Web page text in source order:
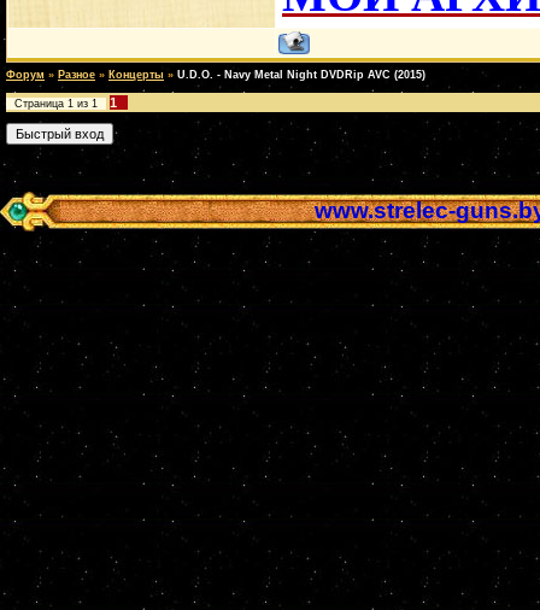
Форум » Разное » Концерты » U.D.O. - Navy Metal Night DVDRip AVC (2015)
Страница 1 из 1 1
www.strelec-